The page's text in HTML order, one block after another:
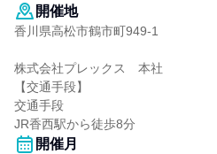
開催地
香川県高松市鶴市町949-1
株式会社プレックス 本社
【交通手段】
交通手段
JR香西駅から徒歩8分
開催月